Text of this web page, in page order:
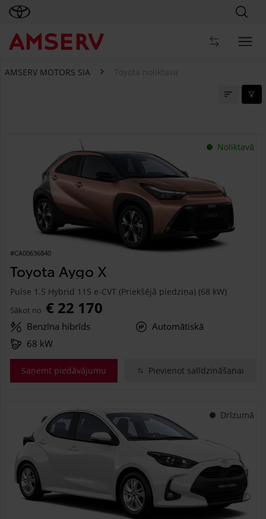
AMSERV MOTORS SIA Toyota noliktava
Noliktavā
#CA00636840
Toyota Aygo X
Pulse 1.5 Hybrid 115 e-CVT (Priekšējā piedziņa) (68 kW)
Sākot no € 22 170
Benzīna hibrīds
Automātiskā
68 kW
Saņemt piedāvājumu Pievienot salīdzināšanai
Drīzumā